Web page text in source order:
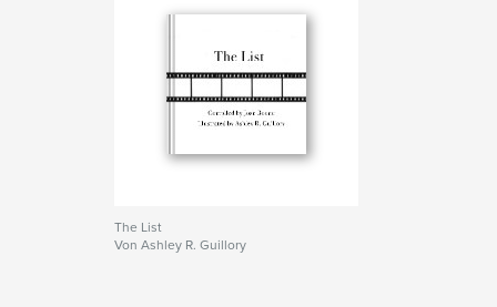
The List
Von Ashley R. Guillory